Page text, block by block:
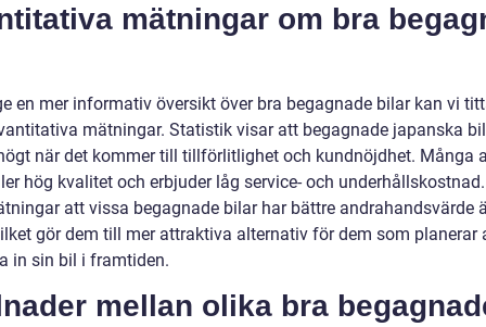
mätningar om bra
en mer informativ översikt över bra begagnade bilar kan vi
mätningar. Statistik visar att begagnade japanska
när det kommer till tillförlitlighet och kundnöjdhet. Många
hög kvalitet och erbjuder låg service- och
att vissa begagnade bilar har bättre andrahandsvärde
gör dem till mer attraktiva alternativ för dem som planerar
in sin bil i framtiden.
mellan olika bra